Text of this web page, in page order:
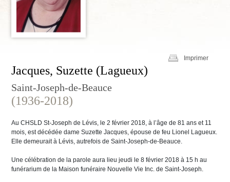
Imprimer
Jacques, Suzette (Lagueux)
Saint-Joseph-de-Beauce
(1936-2018)
Au CHSLD St-Joseph de Lévis, le 2 février 2018, à l’âge de 81 ans et 11
mois, est décédée dame Suzette Jacques, épouse de feu Lionel Lagueux.
Elle demeurait à Lévis, autrefois de Saint-Joseph-de-Beauce.
Une célébration de la parole aura lieu jeudi le 8 février 2018 à 15 h au
funérarium de la Maison funéraire Nouvelle Vie Inc. de Saint-Joseph.